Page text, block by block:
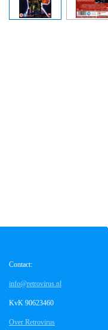
Contact:
info@retrovirus.nl
KvK 90623460
Over Retrovirus